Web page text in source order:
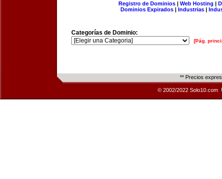
Registro de Dominios| Web Hosting |
Dominios Expirados | Industrias |
Categorías de Dominio:
[Pág.
** Precios
© 2002/2022 Solo10.com